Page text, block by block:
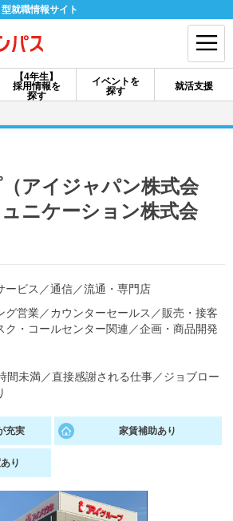
就職情報サイト
【4年生】
採用情報を
探す
イベントを
探す
就活支援
ログイン
スカウト
ポート
就活コラム
！
就活チャンネル
アイジャパン株式会
ニケーション株式会
ービス ／通信／流通・専門店
グ営業／カウンターセールス ／販売・接客
ク・コールセンター関連 ／企画・商品開発
間未満／直接感謝される仕事／ジョブロー
充実 家賃補助あり
り